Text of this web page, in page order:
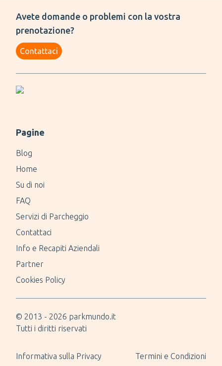
Avete domande o problemi con la vostra
prenotazione?
Contattaci
Pagine
Blog
Home
Su di noi
FAQ
Servizi di Parcheggio
Contattaci
Info e Recapiti Aziendali
Partner
Cookies Policy
© 2013 - 2026 parkmundo.it
Tutti i diritti riservati
Informativa sulla Privacy Termini e Condizioni